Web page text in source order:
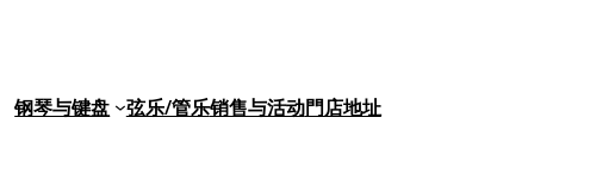
钢琴与键盘 弦乐/管乐销售与活动門店地址